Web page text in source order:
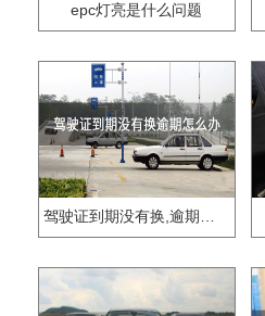
epc灯亮是什么问题
驾驶证到期没有换,逾期怎么办??